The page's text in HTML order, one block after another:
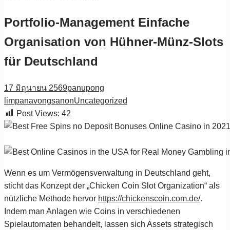
Portfolio-Management Einfache
Organisation von Hühner-Münz-Slots
für Deutschland
17 มิถุนายน 2569panupong
limpanavongsanonUncategorized
Post Views: 42
Wenn es um Vermögensverwaltung in Deutschland geht,
sticht das Konzept der „Chicken Coin Slot Organization“ als
nützliche Methode hervor https://chickenscoin.com.de/.
Indem man Anlagen wie Coins in verschiedenen
Spielautomaten behandelt, lassen sich Assets strategisch